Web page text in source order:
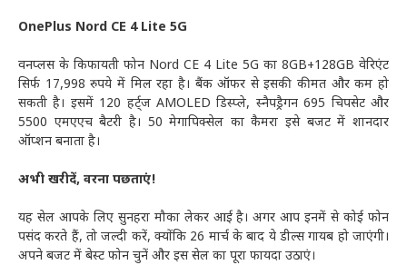
OnePlus Nord CE 4 Lite 5G
वनप्लस के किफायती फोन Nord CE 4 Lite 5G का 8GB+128GB वेरिएंट
सिर्फ 17,998 रुपये में मिल रहा है। बैंक ऑफर से इसकी कीमत और कम हो
सकती है। इसमें 120 हर्ट्ज AMOLED डिस्प्ले, स्नैपड्रैगन 695 चिपसेट और
5500 एमएएच बैटरी है। 50 मेगापिक्सेल का कैमरा इसे बजट में शानदार
ऑप्शन बनाता है।
अभी खरीदें, वरना पछताएं!
यह सेल आपके लिए सुनहरा मौका लेकर आई है। अगर आप इनमें से कोई फोन
पसंद करते हैं, तो जल्दी करें, क्योंकि 26 मार्च के बाद ये डील्स गायब हो जाएंगी।
अपने बजट में बेस्ट फोन चुनें और इस सेल का पूरा फायदा उठाएं।